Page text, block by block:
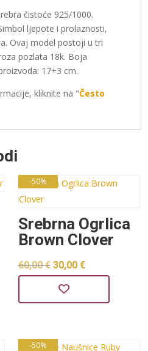
čistoće 925/1000.
ljepote i prolaznosti,
Ovaj model postoji u tri
pozlata 18k. Boja
17+3 cm.
kliknite na "Često
-50%
Srebrna Ogrlica
Brown Clover
60,00€ Izvorna
cijena
bila
60,00 €.
30,00 €
je:
-50%